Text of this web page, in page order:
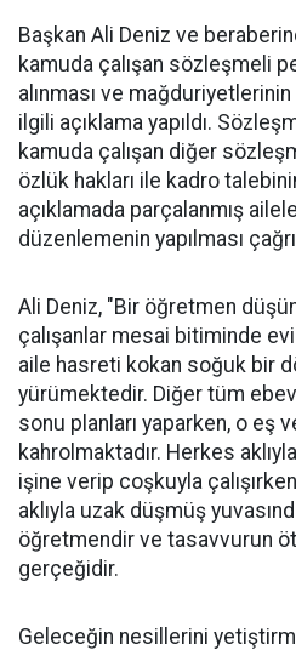
Başkan Ali Deniz ve
kamuda çalışan sözleşmeli
alınması ve
ilgili açıklama yapıldı.
kamuda çalışan diğer
özlük hakları ile kadro
açıklamada parçalanmış
düzenlemenin yapılması
Ali Deniz, "Bir öğretmen
çalışanlar mesai bitiminde
aile hasreti kokan soğuk bir
yürümektedir. Diğer tüm
sonu planları yaparken, o eş
kahrolmaktadır. Herkes
işine verip coşkuyla
aklıyla uzak düşmüş
öğretmendir ve tasavvurun
gerçeğidir.
Geleceğin nesillerini